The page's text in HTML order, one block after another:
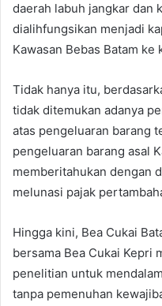
daerah labuh jangkar dan
dialihfungsikan menjadi
Kawasan Bebas Batam ke
Tidak hanya itu,
tidak ditemukan adanya
atas pengeluaran barang
pengeluaran barang asal
memberitahukan dengan
melunasi pajak
Hingga kini, Bea Cukai
bersama Bea Cukai Kepri
penelitian untuk
tanpa pemenuhan